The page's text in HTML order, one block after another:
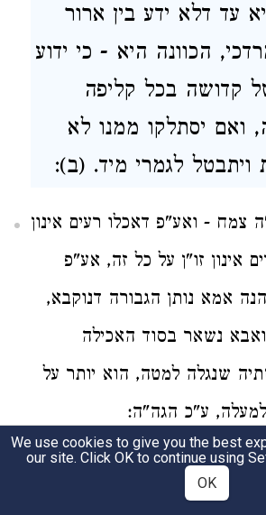
עד דלא ידע בין ארור
הכוונה היא - כי ידוע
קדושה בכל קליפה
ואם יסתלקו ממנו לא
ויתבטל לגמרי מיד. (ב):
צמח - ואע"פ דאכלו רעים אינון
אינון זו"ן על כל זה, אע"פ
אמא נותן הגבורה דנוקבא,
נשאר בסוד האכילה
שנגלה למטה, הוא יותר על
ע"כ הגה"ה:
הזה, שיש אותו הארה
שגם לזאת הנצוץ יגיע
We use cookies to give you the best
our site. Click OK to continue using
OK